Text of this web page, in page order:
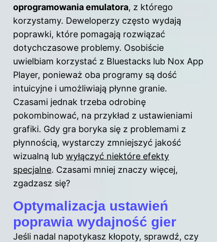
oprogramowania emulatora, z którego
korzystamy. Deweloperzy często wydają
poprawki, które pomagają rozwiązać
dotychczasowe problemy. Osobiście
uwielbiam korzystać z Bluestacks lub Nox App
Player, ponieważ oba programy są dość
intuicyjne i umożliwiają płynne granie.
Czasami jednak trzeba odrobinę
pokombinować, na przykład z ustawieniami
grafiki. Gdy gra boryka się z problemami z
płynnością, wystarczy zmniejszyć jakość
wizualną lub wyłączyć niektóre efekty
specjalne. Czasami mniej znaczy więcej,
zgadzasz się?
Optymalizacja ustawień
poprawia wydajność gier
Jeśli nadal napotykasz kłopoty, sprawdź, czy